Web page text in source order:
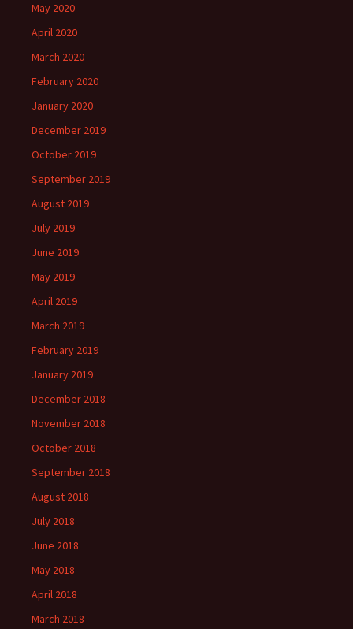
May 2020
April 2020
March 2020
February 2020
January 2020
December 2019
October 2019
September 2019
August 2019
July 2019
June 2019
May 2019
April 2019
March 2019
February 2019
January 2019
December 2018
November 2018
October 2018
September 2018
August 2018
July 2018
June 2018
May 2018
April 2018
March 2018